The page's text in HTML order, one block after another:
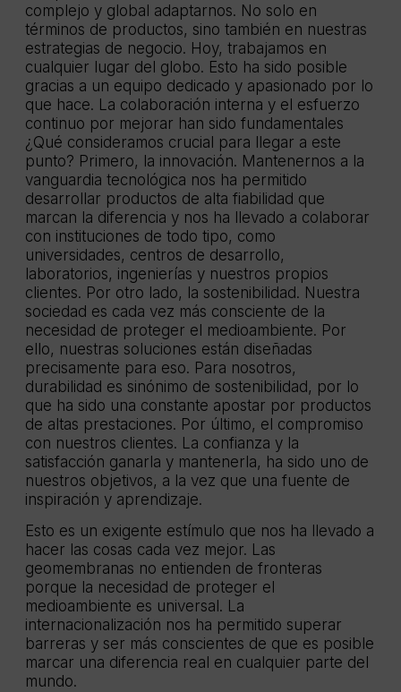
complejo y global adaptarnos. No solo en
términos de productos, sino también en nuestras
estrategias de negocio. Hoy, trabajamos en
cualquier lugar del globo. Esto ha sido posible
gracias a un equipo dedicado y apasionado por lo
que hace. La colaboración interna y el esfuerzo
continuo por mejorar han sido fundamentales
¿Qué consideramos crucial para llegar a este
punto? Primero, la innovación. Mantenernos a la
vanguardia tecnológica nos ha permitido
desarrollar productos de alta fiabilidad que
marcan la diferencia y nos ha llevado a colaborar
con instituciones de todo tipo, como
universidades, centros de desarrollo,
laboratorios, ingenierías y nuestros propios
clientes. Por otro lado, la sostenibilidad. Nuestra
sociedad es cada vez más consciente de la
necesidad de proteger el medioambiente. Por
ello, nuestras soluciones están diseñadas
precisamente para eso. Para nosotros,
durabilidad es sinónimo de sostenibilidad, por lo
que ha sido una constante apostar por productos
de altas prestaciones. Por último, el compromiso
con nuestros clientes. La confianza y la
satisfacción ganarla y mantenerla, ha sido uno de
nuestros objetivos, a la vez que una fuente de
inspiración y aprendizaje.
Esto es un exigente estímulo que nos ha llevado a
hacer las cosas cada vez mejor. Las
geomembranas no entienden de fronteras
porque la necesidad de proteger el
medioambiente es universal. La
internacionalización nos ha permitido superar
barreras y ser más conscientes de que es posible
marcar una diferencia real en cualquier parte del
mundo.